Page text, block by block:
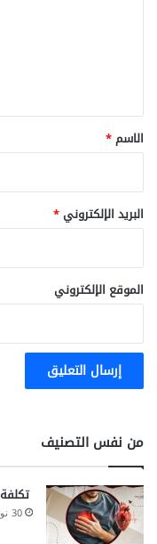
*
الاسم*
البريد الإلكتروني*
الموقع الإلكتروني
من نفس التصنيف
30 نوفمبر 2025